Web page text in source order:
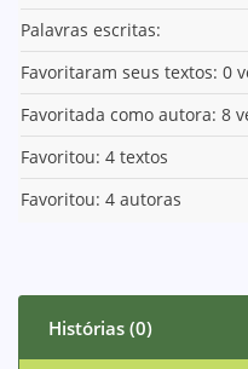
Palavras escritas:
Favoritaram seus textos: 0
Favoritada como autora: 8
Favoritou: 4 textos
Favoritou: 4 autoras
Histórias (0)